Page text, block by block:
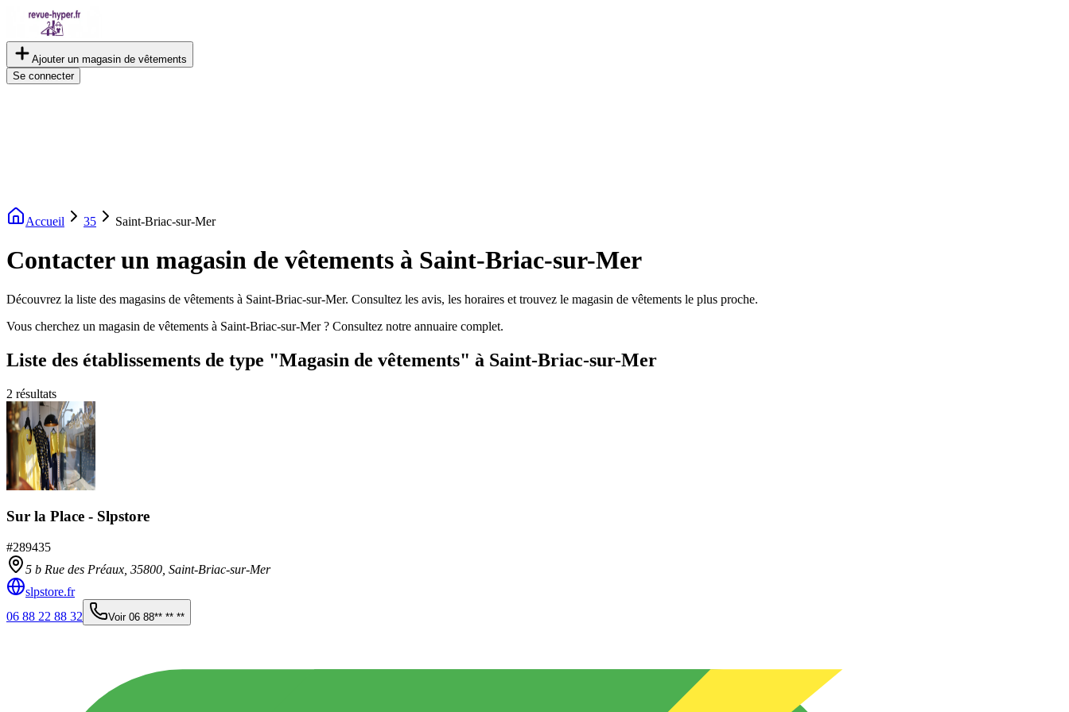
Ajouter un magasin de vêtements
Se connecter
Accueil 35 Saint-Briac-sur-Mer
Contacter un magasin de vêtements à Saint-Briac-sur-Mer
Découvrez la liste des magasins de vêtements à Saint-Briac-sur-Mer. Consultez les avis, les horaires et trouvez le magasin de vêtements le plus proche.
Vous cherchez un magasin de vêtements à Saint-Briac-sur-Mer ? Consultez notre annuaire complet.
Liste des établissements de type "Magasin de vêtements" à Saint-Briac-sur-Mer
2 résultats
Sur la Place - Slpstore
#289435
5 b Rue des Préaux, 35800 Saint-Briac-sur-Mer
slpstore.fr
06 88 22 88 32
Voir 06 88** ** **